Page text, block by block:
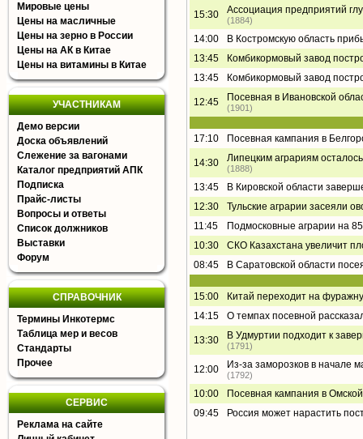
Мировые цены
Цены на масличные
Цены на зерно в России
Цены на АК в Китае
Цены на витамины в Китае
УЧАСТНИКАМ
Демо версии
Доска объявлений
Слежение за вагонами
Каталог предприятий АПК
Подписка
Прайс-листы
Вопросы и ответы
Список должников
Выставки
Форум
СПРАВОЧНИК
Термины Инкотермс
Таблица мер и весов
Стандарты
Прочее
СЕРВИС
Реклама на сайте
15:30 Ассоциация предприятий
(1884)
14:00
В Костромскую область
13:45
Комбикормовый завод
13:45
Комбикормовый завод
12:45 Посевная в Ивановской
(1901)
17:10 Посевная кампания в
14:30 Липецким аграриям
(1888)
13:45
В Кировской области
12:30
Тульские аграрии засеяли
11:45
Подмосковные аграрии на
10:30
СКО Казахстана увеличит
08:45
В Саратовской области
15:00
Китай переходит на
14:15
О темпах посевной
13:30 В Удмуртии подходит к
(1791)
12:00 Из-за заморозков в начале
(1792)
10:00
Посевная кампания в
09:45
Россия может нарастить